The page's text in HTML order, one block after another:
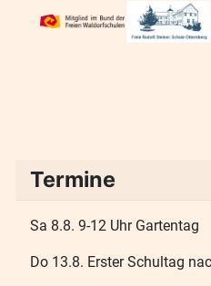
Termine
Sa 8.8. 9-12 Uhr Gartentag
Do 13.8. Erster Schultag